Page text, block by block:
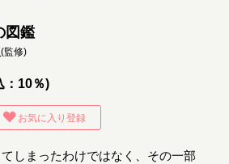
図鑑
(監修)
：10％)
お気に入り登録
しまったわけではなく、その一部